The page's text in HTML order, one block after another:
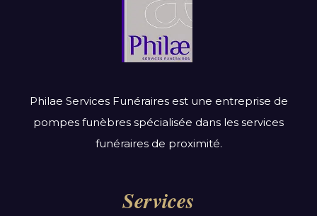
Philae Services Funéraires est une entreprise de
pompes funèbres spécialisée dans les services
funéraires de proximité.
Services